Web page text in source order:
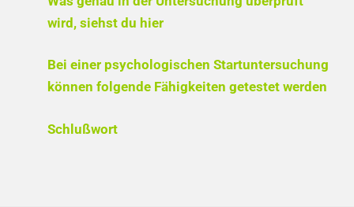
wird, siehst du hier
Bei einer psychologischen Startuntersuchung
können folgende Fähigkeiten getestet werden
Schlußwort